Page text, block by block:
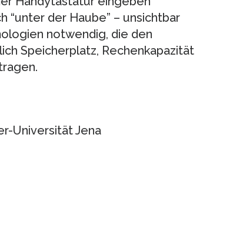
“unter der Haube” – unsichtbar
notwendig, die den
Speicherplatz, Rechenkapazität
Universität Jena